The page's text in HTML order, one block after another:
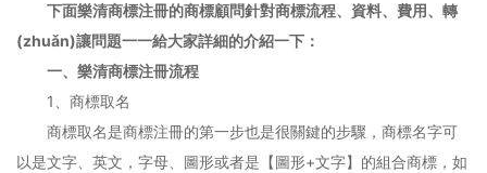
下面樂清商標注冊的商標顧問針對商標流程、資料、費用、轉
(zhuǎn)讓問題一一給大家詳細的介紹一下：
一、樂清商標注冊流程
1、商標取名
商標取名是商標注冊的第一步也是很關鍵的步驟，商標名字可
以是文字、英文，字母、圖形或者是【圖形+文字】的組合商標，如